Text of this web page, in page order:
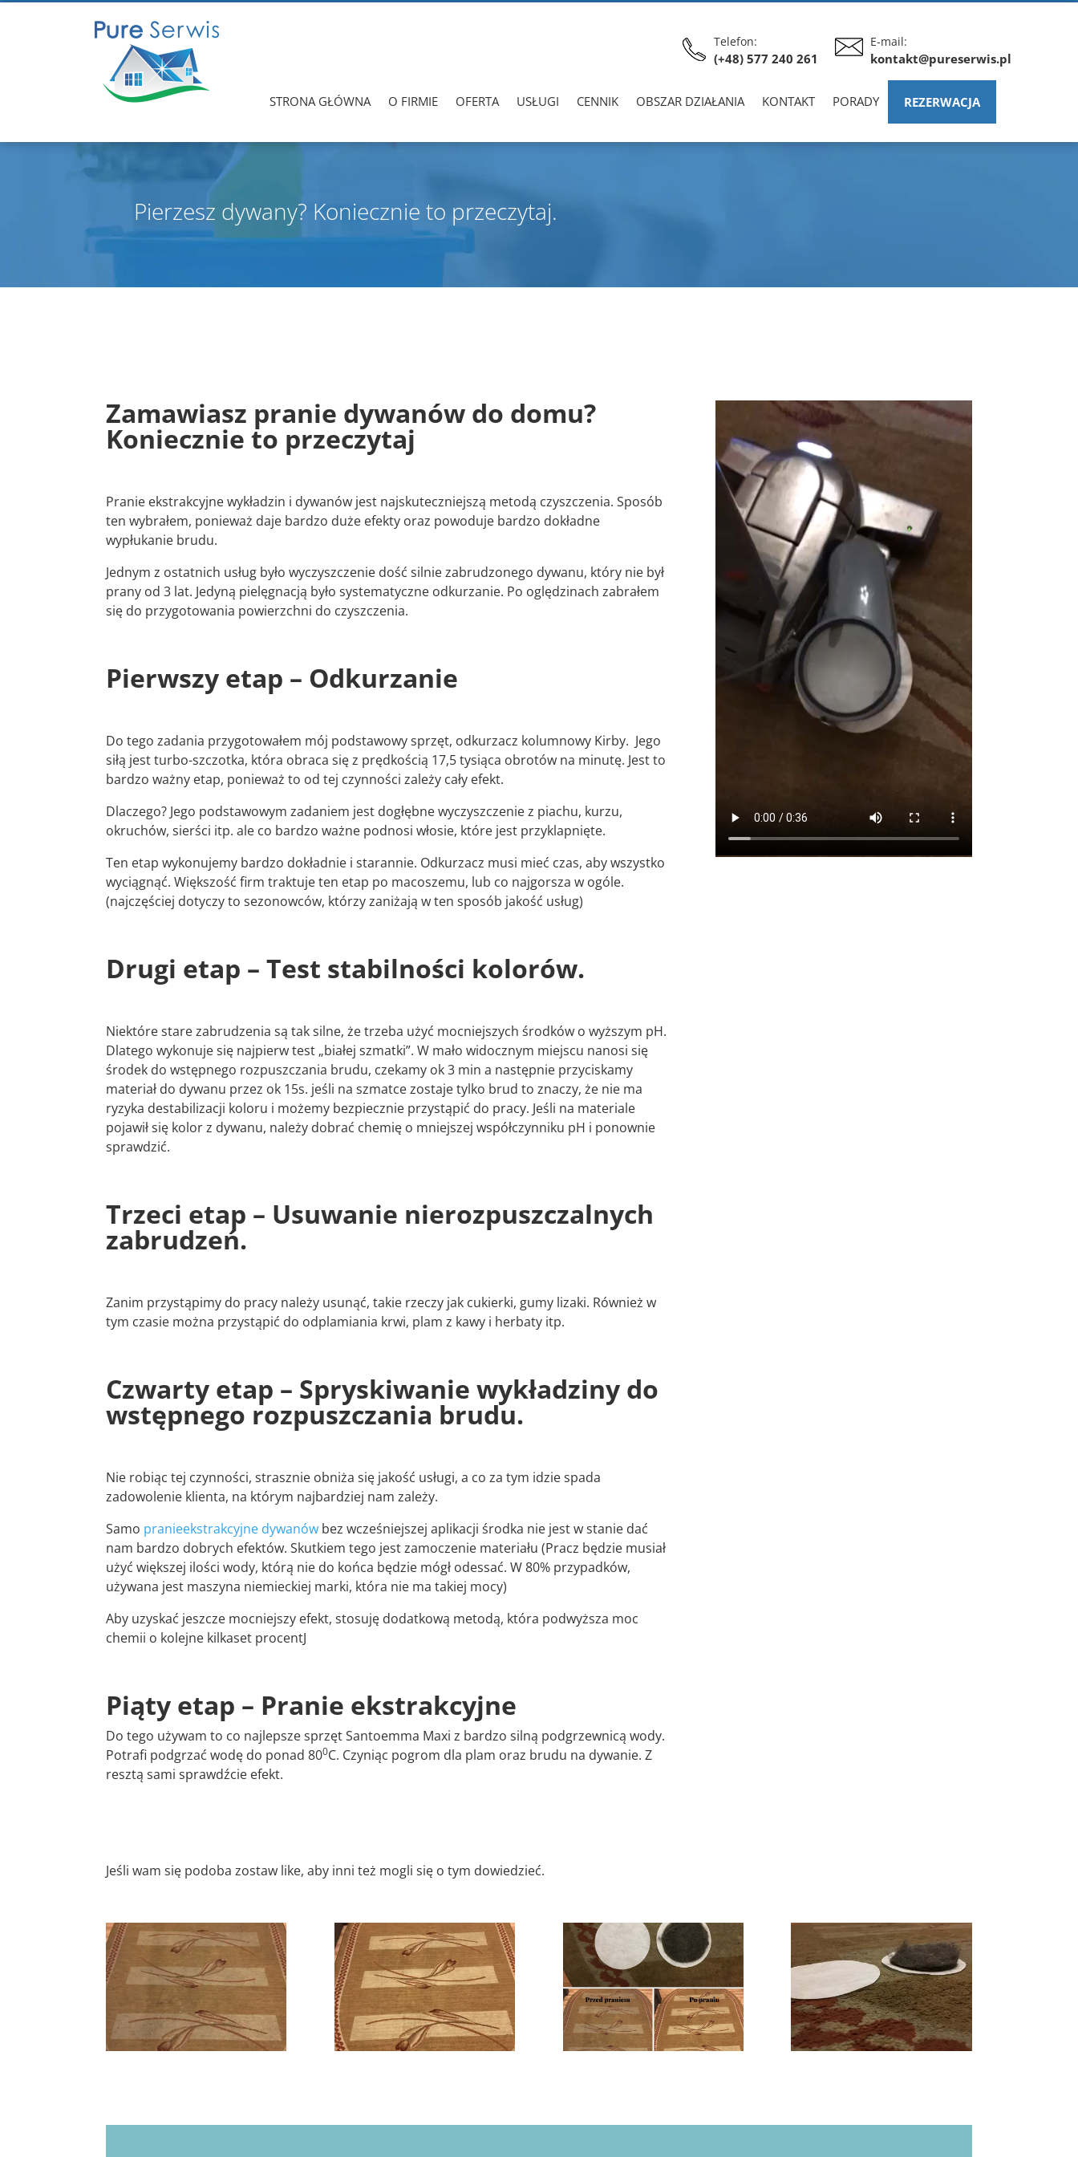
Telefon:
(+48) 577 240 261
E-mail:
kontakt@pureserwis.pl
STRONA GŁÓWNA O FIRMIE OFERTA USŁUGI CENNIK OBSZAR DZIAŁANIA KONTAKT PORADY REZERWACJA
Pierzesz dywany? Koniecznie to przeczytaj.
Zamawiasz pranie dywanów do domu?
Koniecznie to przeczytaj
Pranie ekstrakcyjne wykładzin i dywanów jest najskuteczniejszą metodą czyszczenia. Sposób
ten wybrałem, ponieważ daje bardzo duże efekty oraz powoduje bardzo dokładne
wypłukanie brudu.
Jednym z ostatnich usług było wyczyszczenie dość silnie zabrudzonego dywanu, który nie był
prany od 3 lat. Jedyną pielęgnacją było systematyczne odkurzanie. Po oględzinach zabrałem
się do przygotowania powierzchni do czyszczenia.
Pierwszy etap – Odkurzanie
Do tego zadania przygotowałem mój podstawowy sprzęt, odkurzacz kolumnowy Kirby. Jego
siłą jest turbo-szczotka, która obraca się z prędkością 17,5 tysiąca obrotów na minutę. Jest to
bardzo ważny etap, ponieważ to od tej czynności zależy cały efekt.
Dlaczego? Jego podstawowym zadaniem jest dogłębne wyczyszczenie z piachu, kurzu,
okruchów, sierści itp. ale co bardzo ważne podnosi włosie, które jest przyklapnięte.
Ten etap wykonujemy bardzo dokładnie i starannie. Odkurzacz musi mieć czas, aby wszystko
wyciągnąć. Większość firm traktuje ten etap po macoszemu, lub co najgorsza w ogóle.
(najczęściej dotyczy to sezonowców, którzy zaniżają w ten sposób jakość usług)
Drugi etap – Test stabilności kolorów.
Niektóre stare zabrudzenia są tak silne, że trzeba użyć mocniejszych środków o wyższym pH.
Dlatego wykonuje się najpierw test „białej szmatki”. W mało widocznym miejscu nanosi się
środek do wstępnego rozpuszczania brudu, czekamy ok 3 min a następnie przyciskamy
materiał do dywanu przez ok 15s. jeśli na szmatce zostaje tylko brud to znaczy, że nie ma
ryzyka destabilizacji koloru i możemy bezpiecznie przystąpić do pracy. Jeśli na materiale
pojawił się kolor z dywanu, należy dobrać chemię o mniejszej współczynniku pH i ponownie
sprawdzić.
Trzeci etap – Usuwanie nierozpuszczalnych
zabrudzeń.
Zanim przystąpimy do pracy należy usunąć, takie rzeczy jak cukierki, gumy lizaki. Również w
tym czasie można przystąpić do odplamiania krwi, plam z kawy i herbaty itp.
Czwarty etap – Spryskiwanie wykładziny do
wstępnego rozpuszczania brudu.
Nie robiąc tej czynności, strasznie obniża się jakość usługi, a co za tym idzie spada
zadowolenie klienta, na którym najbardziej nam zależy.
Samo pranieekstrakcyjne dywanów bez wcześniejszej aplikacji środka nie jest w stanie dać
nam bardzo dobrych efektów. Skutkiem tego jest zamoczenie materiału (Pracz będzie musiał
użyć większej ilości wody, którą nie do końca będzie mógł odessać. W 80% przypadków,
używana jest maszyna niemieckiej marki, która nie ma takiej mocy)
Aby uzyskać jeszcze mocniejszy efekt, stosuję dodatkową metodą, która podwyższa moc
chemii o kolejne kilkaset procentJ
Piąty etap – Pranie ekstrakcyjne
Do tego używam to co najlepsze sprzęt Santoemma Maxi z bardzo silną podgrzewnicą wody.
Potrafi podgrzać wodę do ponad 800C. Czyniąc pogrom dla plam oraz brudu na dywanie. Z
resztą sami sprawdźcie efekt.
Jeśli wam się podoba zostaw like, aby inni też mogli się o tym dowiedzieć.